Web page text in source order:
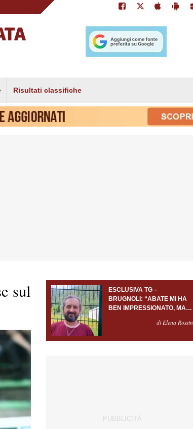
Risultati classifiche
sul
ESCLUSIVA TG –
BRUGNOLI: “ABATE MI HA
BEN IMPRESSIONATO, MA
PORTIERE SERVONOdi Elena Rossin